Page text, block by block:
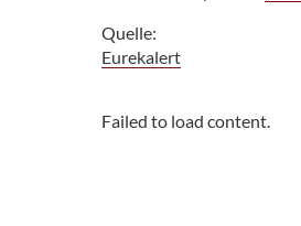
Quelle:
Eurekalert
Failed to load content.